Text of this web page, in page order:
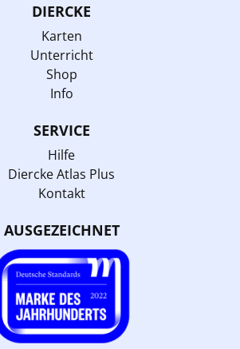
DIERCKE
Karten
Unterricht
Shop
Info
SERVICE
Hilfe
Diercke Atlas Plus
Kontakt
AUSGEZEICHNET